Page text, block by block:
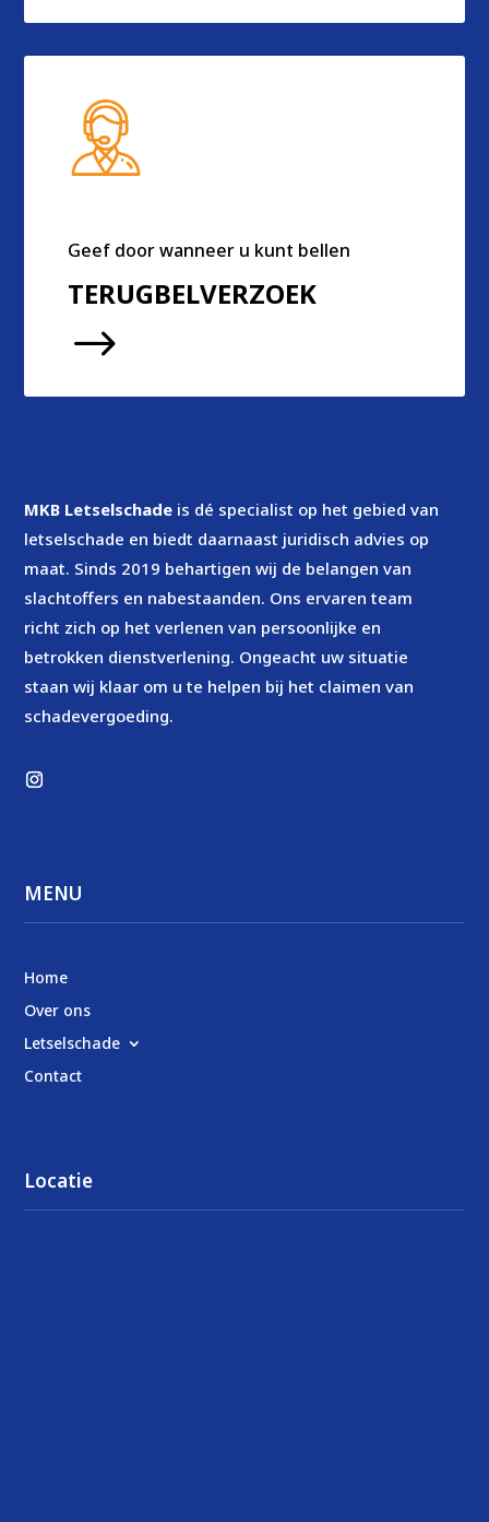
Geef door wanneer u kunt bellen
TERUGBELVERZOEK
$
MKB Letselschade is dé specialist op het gebied van
letselschade en biedt daarnaast juridisch advies op
maat. Sinds 2019 behartigen wij de belangen van
slachtoffers en nabestaanden. Ons ervaren team
richt zich op het verlenen van persoonlijke en
betrokken dienstverlening. Ongeacht uw situatie
staan wij klaar om u te helpen bij het claimen van
schadevergoeding.
MENU
Home
Over ons
Letselschade
Contact
Locatie